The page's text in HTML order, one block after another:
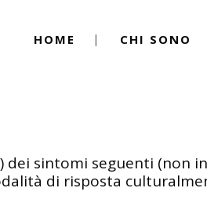
HOME CHI SONO
By Igor Vitale
Cura,
dei sintomi seguenti (non
di risposta